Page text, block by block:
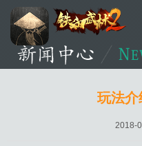
玩法介
2018-
资讯